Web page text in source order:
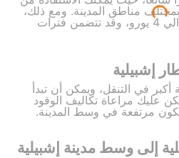
مناطق المدينة. ومع ذلك،
فإن التكلفة قد تصل إلى حوالي 4 يورو، وقد تتضمن فترات
إشبيلية
أكبر في التنقل، ويمكن أن تبدأ
يوميًا. لكن عليك مراعاة تكاليف الوقود
مرتفعة في وسط المدينة.
إلى وسط مدينة إشبيلية